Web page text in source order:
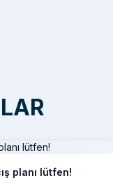
planı lütfen!